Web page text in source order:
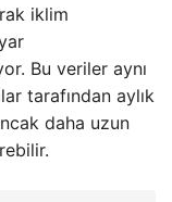
iklim
Bu veriler aynı
tarafından aylık
daha uzun